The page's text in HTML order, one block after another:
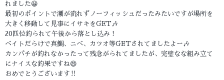
れました😀
最初のポイントで潮が流れずノーフィッシュだったみたいですが場所を
大きく移動して見事にイサキをGET🎶
20匹位釣られて午後から落とし込み！
ベイトだらけで真鯛、ニベ、カツオ等GETされてましたよー🎶
カンパチが釣れなかったって残念がられてましたが、完璧なな組み立て
にナイスな釣果ですね😄
おめでとうございます‼️